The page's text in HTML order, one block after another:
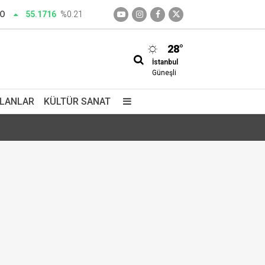
55.1716 %0.21
28°
İstanbul
Güneşli
KÜLTÜR SANAT
katletti